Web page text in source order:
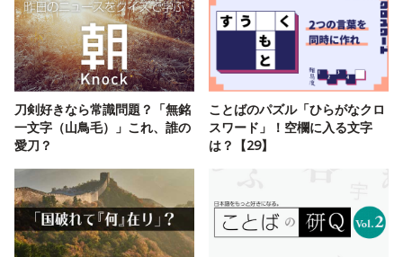
刀剣好きなら常識問題？「無銘
一文字（山鳥毛）」これ、誰の
愛刀？
ことばのパズル「ひらがなクロ
スワード」！空欄に入る文字
は？【29】